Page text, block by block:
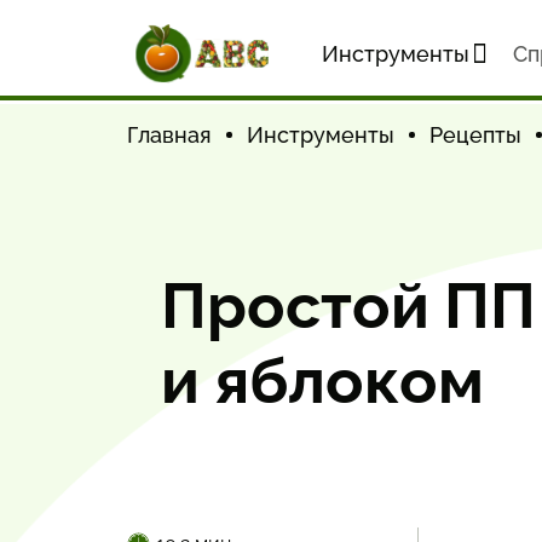
Инструменты
Главная Инструменты Рецепты
Простой
и яблоком